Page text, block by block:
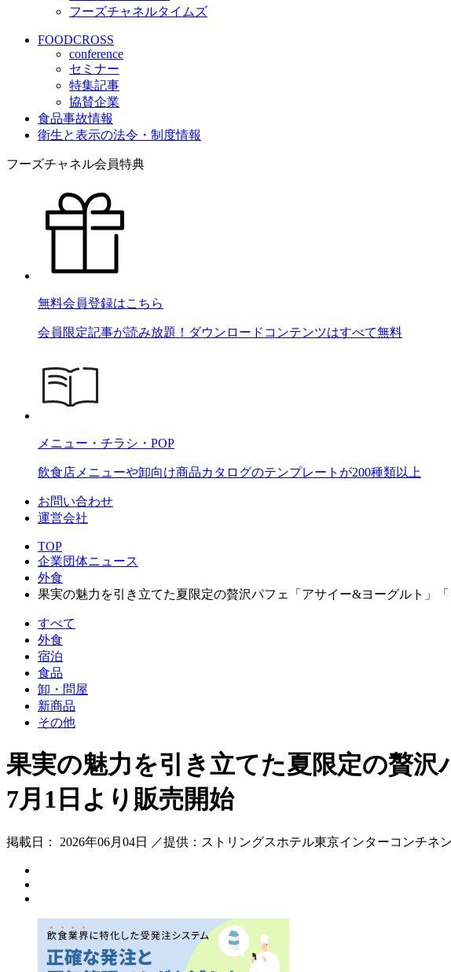
フーズチャネルタイムズ
FOODCROSS
conference
セミナー
特集記事
協賛企業
食品事故情報
衛生と表示の法令・制度情報
フーズチャネル会員特典
無料会員登録はこちら
会員限定記事が読み放題！ダウンロードコンテンツはすべて無料
メニュー・チラシ・POP
飲食店メニューや卸向け商品カタログのテンプレートが200種類以上
お問い合わせ
運営会社
TOP
企業団体ニュース
外食
果実の魅力を引き立てた夏限定の贅沢パフェ「アサイー&ヨーグルト」
すべて
外食
宿泊
食品
卸・問屋
新商品
その他
果実の魅力を引き立てた夏限定の贅
7月1日より販売開始
掲載日： 2026年06月04日 ／提供：ストリングスホテル東京インターコンチネ